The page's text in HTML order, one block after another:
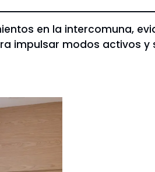
en la intercomuna,
impulsar modos activos y